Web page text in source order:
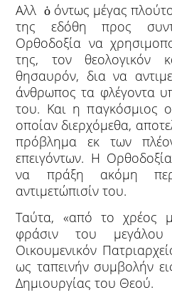
Αλλ ὁ όντως μέγας
της εδόθη προς
Ορθοδοξία να
της, τον θεολογικόν
θησαυρόν, δια να
άνθρωπος τα φλέγοντα
του. Και η παγκόσμιος
οποίαν διερχόμεθα,
πρόβλημα εκ των
επειγόντων. Η
να πράξη ακόμη
αντιμετώπισίν του.
Ταύτα, «από το χρέος
φράσιν του
Οικουμενικόν
ως ταπεινήν συμβολήν
Δημιουργίας του Θεού.